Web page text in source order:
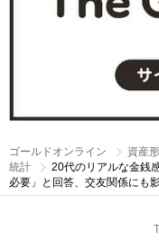
ゴールドオンライン 資産
統計
20代のリアルな金銭
必要」と回答、交友関係にも